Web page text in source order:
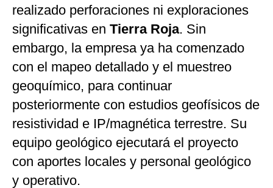
realizado perforaciones ni exploraciones
significativas en Tierra Roja. Sin
embargo, la empresa ya ha comenzado
con el mapeo detallado y el muestreo
geoquímico, para continuar
posteriormente con estudios geofísicos de
resistividad e IP/magnética terrestre. Su
equipo geológico ejecutará el proyecto
con aportes locales y personal geológico
y operativo.